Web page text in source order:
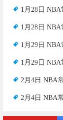
1月28日 NBA常
1月28日 NBA常
1月29日 NBA常
1月29日 NBA常
2月4日 NBA常
2月4日 NBA常